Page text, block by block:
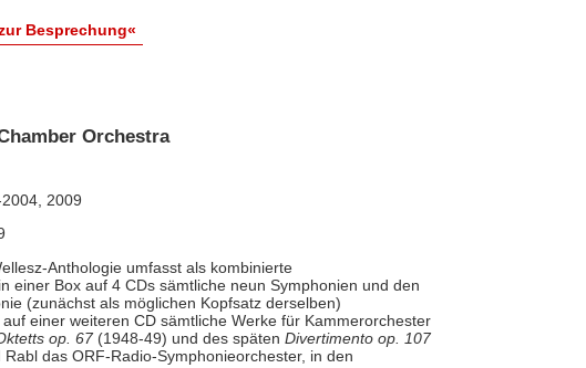
Besprechung«
Orchestra
2009
Anthologie umfasst als kombinierte
einer Box auf 4 CDs sämtliche neun Symphonien und den
(zunächst als möglichen Kopfsatz derselben)
einer weiteren CD sämtliche Werke für Kammerorchester
op. 67(1948-49) und des späten Divertimento op. 107
das ORF-Radio-Symphonieorchester, in den